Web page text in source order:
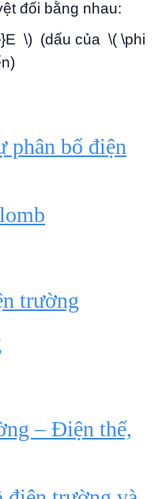
đối bằng nhau:
\) (dấu của \( \phi
phân bố điện
trường
– Điện thế,